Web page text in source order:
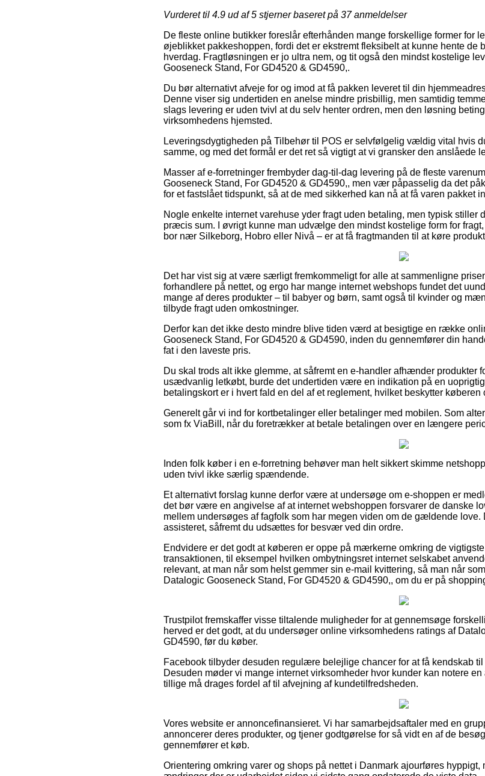
Vurderet til 4.9 ud af 5 stjerner baseret på 37anmeldelser
De fleste online butikker foreslår efterhånden mange forskellige former for
øjeblikket pakkeshoppen, fordi det er ekstremt fleksibelt at kunne hente de
hverdag. Fragtløsningen er jo ultra nem, og tit også den mindst kostelige
Gooseneck Stand, For GD4520 & GD4590,.
Du bør alternativt afveje for og imod at få pakken leveret til din
Denne viser sig undertiden en anelse mindre prisbillig, men samtidig
slags levering er uden tvivl at du selv henter ordren, men den løsning
virksomhedens hjemsted.
Leveringsdygtigheden på Tilbehør til POS er selvfølgelig vældig vital hvis
samme, og med det formål er det ret så vigtigt at vi gransker den anslåede
Masser af e-forretninger frembyder dag-til-dag levering på de fleste
Gooseneck Stand, For GD4520 & GD4590,, men vær påpasselig da det
for et fastslået tidspunkt, så at de med sikkerhed kan nå at få varen pakket
Nogle enkelte internet varehuse yder fragt uden betaling, men typisk stiller
præcis sum. I øvrigt kunne man udvælge den mindst kostelige form for
bor nær Silkeborg, Hobro eller Nivå – er at få fragtmanden til at køre
Det har vist sig at være særligt fremkommeligt for alle at sammenligne
forhandlere på nettet, og ergo har mange internet webshops fundet det
mange af deres produkter – til babyer og børn, samt også til kvinder og
tilbyde fragt uden omkostninger.
Derfor kan det ikke desto mindre blive tiden værd at besigtige en række
Gooseneck Stand, For GD4520 & GD4590, inden du gennemfører din
fat i den laveste pris.
Du skal trods alt ikke glemme, at såfremt en e-handler afhænder produkter
usædvanlig letkøbt, burde det undertiden være en indikation på en
betalingskort er i hvert fald en del af et reglement, hvilket beskytter
Generelt går vi ind for kortbetalinger eller betalinger med mobilen. Som
som fx ViaBill, når du foretrækker at betale betalingen over en længere
Inden folk køber i en e-forretning behøver man helt sikkert skimme
uden tvivl ikke særlig spændende.
Et alternativt forslag kunne derfor være at undersøge om e-shoppen er
det bør være en angivelse af at internet webshoppen forsvarer de danske
mellem undersøges af fagfolk som har megen viden om de gældende
assisteret, såfremt du udsættes for besvær ved din ordre.
Endvidere er det godt at køberen er oppe på mærkerne omkring de
transaktionen, til eksempel hvilken ombytningsret internet selskabet
relevant, at man når som helst gemmer sin e-mail kvittering, så man når
Datalogic Gooseneck Stand, For GD4520 & GD4590,, om du er på
Trustpilot fremskaffer visse tiltalende muligheder for at gennemsøge
herved er det godt, at du undersøger online virksomhedens ratings af
GD4590, før du køber.
Facebook tilbyder desuden regulære belejlige chancer for at få kendskab
Desuden møder vi mange internet virksomheder hvor kunder kan notere
tillige må drages fordel af til afvejning af kundetilfredsheden.
Vores website er annoncefinansieret. Vi har samarbejdsaftaler med en
annoncerer deres produkter, og tjener godtgørelse for så vidt en af de
gennemfører et køb.
Orientering omkring varer og shops på nettet i Danmark ajourføres hyppigt,